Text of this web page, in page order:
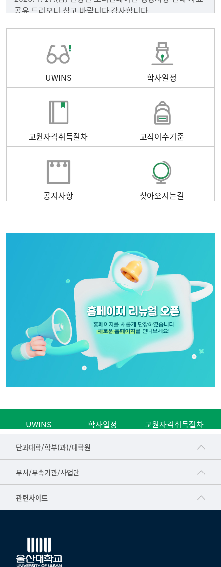
공유 드리오니 참고 바랍니다.감사합니다.
UWINS 학사일정
교원자격취득절차 교직이수기준
공지사항 찾아오시는길
UWINS 학사일정 교원자격취득절차
단과대학/학부(과)/대학원
■인문대학
▷국어국문학부
▷일본어·일본학과
▷프랑스어·프랑스학과
▷스페인·중남미학과
부서/부속기관/사업단
공동기기센터
공학교육혁신센터
국제교류처
관련사이트
건강가정지원센터
교수협의회
노동조합